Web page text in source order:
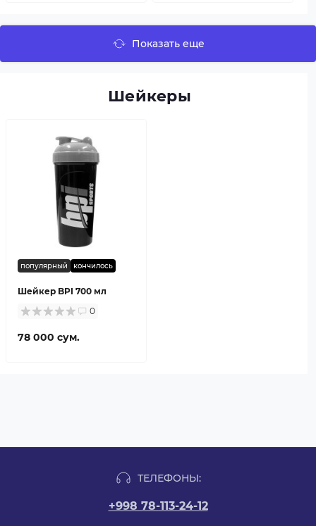
Показать еще
Шейкеры
популярный кончилось
Шейкер BPI 700 мл
0
78 000 сум.
ТЕЛЕФОНЫ:
+998 78-113-24-12